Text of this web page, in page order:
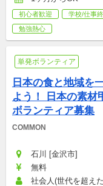
初心者歓迎 学校/仕事
勉強熱心
単発ボランティア
日本の食と地域を
よう！ 日本の素材
ボランティア募集
COMMON
石川 [金沢市]
無料
社会人(世代を超え